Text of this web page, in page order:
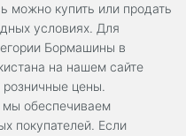
можно купить или продать
условиях. Для
Бормашины в
на нашем сайте
цены.
обеспечиваем
покупателей. Если